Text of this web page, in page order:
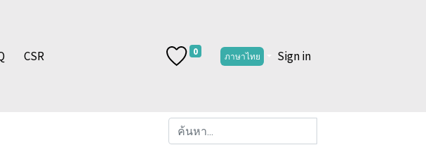
CSR 0 ภาษาไทย Sign in